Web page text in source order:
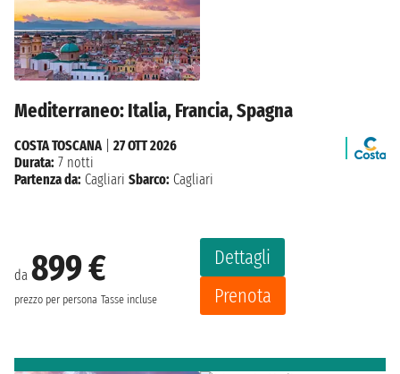
Mediterraneo: Italia, Francia, Spagna
da 899 €
prezzo per persona Tasse incluse
Dettagli
Prenota
COSTA TOSCANA| 27 OTT 2026
Durata: 7 notti
Partenza da: Cagliari Sbarco: Cagliari